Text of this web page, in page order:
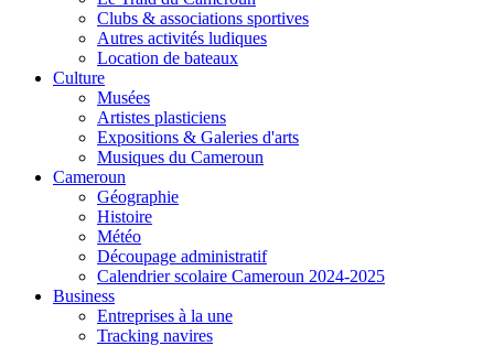
Clubs & associations sportives
Autres activités ludiques
Location de bateaux
Culture
Musées
Artistes plasticiens
Expositions & Galeries d'arts
Musiques du Cameroun
Cameroun
Géographie
Histoire
Météo
Découpage administratif
Calendrier scolaire Cameroun 2024-2025
Business
Entreprises à la une
Tracking navires